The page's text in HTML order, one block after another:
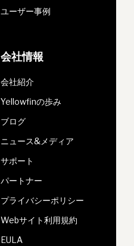
ユーザー事例
会社情報
会社紹介
Yellowfinの歩み
ブログ
ニュース&メディア
サポート
パートナー
プライバシーポリシー
Webサイト利用規約
EULA